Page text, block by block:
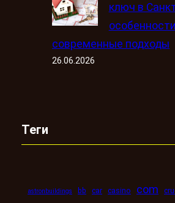
ключ в
современные подходы
26.06.2026
Теги
astronbuildings bb car casino com